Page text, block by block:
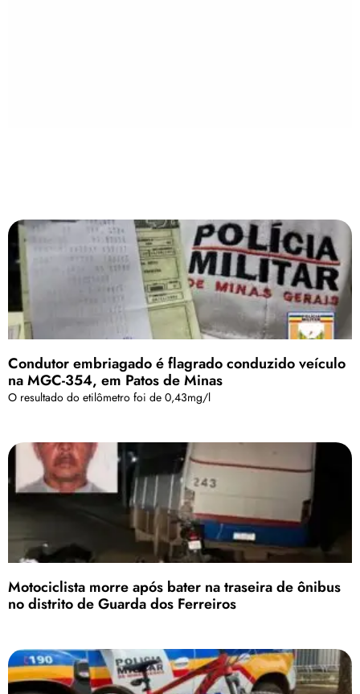
Condutor embriagado é flagrado conduzido veículo
na MGC-354, em Patos de Minas
O resultado do etilômetro foi de 0,43mg/l
Motociclista morre após bater na traseira de ônibus
no distrito de Guarda dos Ferreiros